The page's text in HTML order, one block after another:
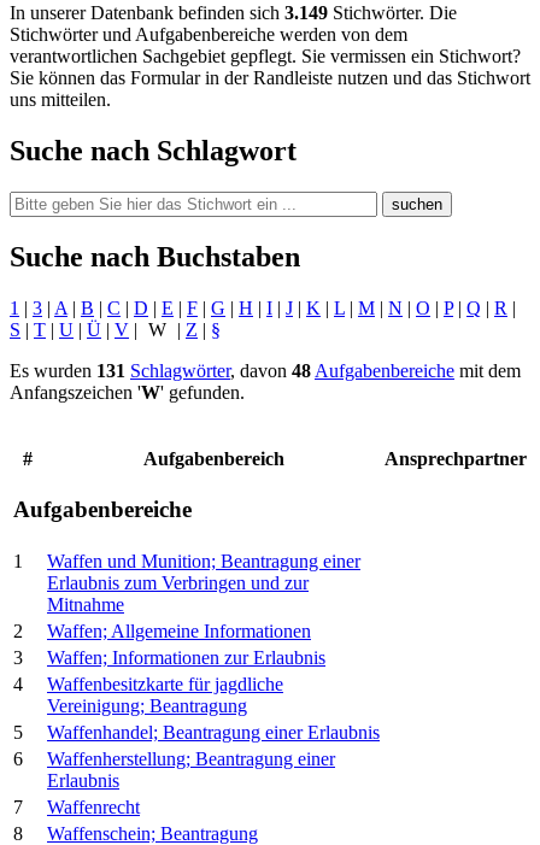
In unserer Datenbank befinden sich 3.149 Stichwörter. Die
Stichwörter und Aufgabenbereiche werden von dem
verantwortlichen Sachgebiet gepflegt. Sie vermissen ein Stichwort?
Sie können das Formular in der Randleiste nutzen und das Stichwort
uns mitteilen.
Suche nach Schlagwort
suchen
Suche nach Buchstaben
1 | 3 | A | B | C | D | E | F | G | H | I | J | K | L | M | N | O | P| Q | R |
S | T | U | Ü | V | W | Z | §
Es wurden 131 Schlagwörter, davon 48 Aufgabenbereiche mit dem
Anfangszeichen 'W' gefunden.
# Aufgabenbereich Ansprechpartner
Aufgabenbereiche
1
Waffen und Munition; Beantragung einer
Erlaubnis zum Verbringen und zur
Mitnahme
2
Waffen; Allgemeine Informationen
3
Waffen; Informationen zur Erlaubnis
4
Waffenbesitzkarte für jagdliche
Vereinigung; Beantragung
5
Waffenhandel; Beantragung einer Erlaubnis
6
Waffenherstellung; Beantragung einer
Erlaubnis
7
Waffenrecht
8
Waffenschein; Beantragung